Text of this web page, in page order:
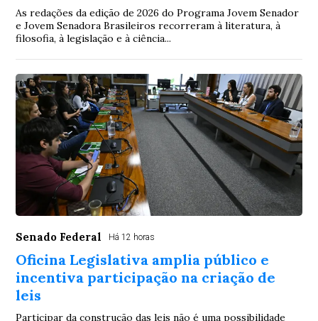
As redações da edição de 2026 do Programa Jovem Senador
e Jovem Senadora Brasileiros recorreram à literatura, à
filosofia, à legislação e à ciência...
Senado Federal Há 12 horas
Oficina Legislativa amplia público e
incentiva participação na criação de
leis
Participar da construção das leis não é uma possibilidade